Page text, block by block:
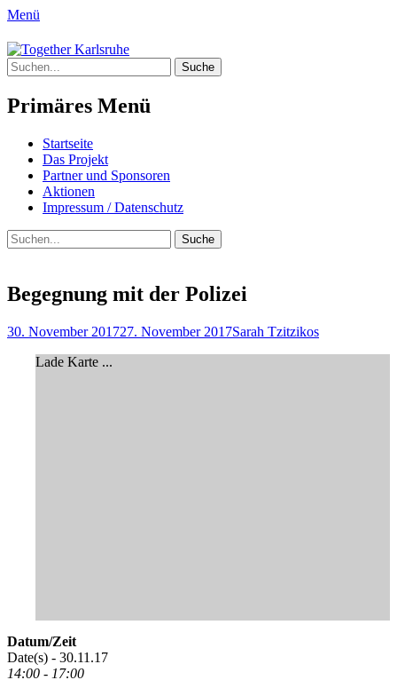
Menü
Together Karlsruhe
Integration von jungen Menschen mit
Fluchterfahrung und
Migrationshintergrund
Suche
nach:
Primäres Menü
Springe
zum
Inhalt
Startseite
Das Projekt
Partner und Sponsoren
Aktionen
Impressum / Datenschutz
Suchen
Suche
nach:
Begegnung mit der Polizei
Posted
30. November 201727. November 2017Author
Sarah Tzitzikos
Lade Karte ...
Datum/Zeit
Date(s) - 30.11.17
14:00 - 17:00